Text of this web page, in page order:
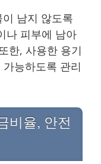
남지 않도록
나 피부에 남아
한, 사용한 용기
능하도록 관리
비율, 안전